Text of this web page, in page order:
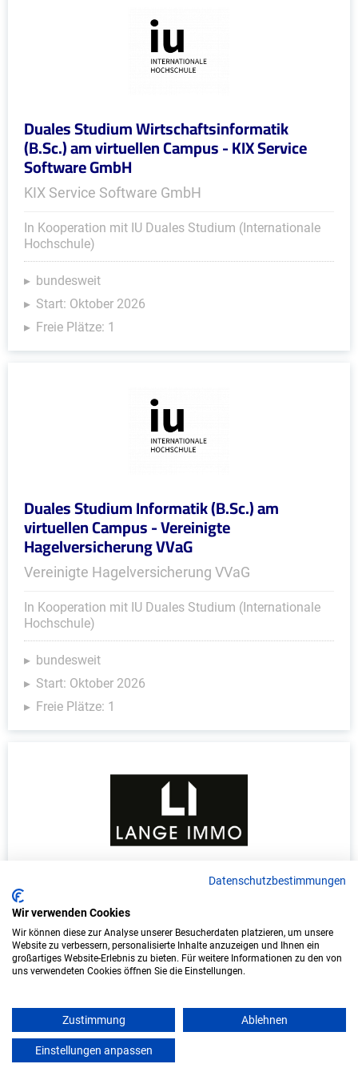
Duales Studium Wirtschaftsinformatik
(B.Sc.) am virtuellen Campus - KIX Service
Software GmbH
KIX Service Software GmbH
In Kooperation mit IU Duales Studium (Internationale
Hochschule)
bundesweit
Start: Oktober 2026
Freie Plätze: 1
Duales Studium Informatik (B.Sc.) am
virtuellen Campus - Vereinigte
Hagelversicherung VVaG
Vereinigte Hagelversicherung VVaG
In Kooperation mit IU Duales Studium (Internationale
Hochschule)
bundesweit
Start: Oktober 2026
Freie Plätze: 1
Duales Studium Informatik (B.Sc.) am
virtuellen Campus - Lange Immo GmbH
LANGE IMMO GmbH
In Kooperation mit IU Duales Studium
bundesweit
Start: Oktober 2026
Freie Plätze: 1
Datenschutzbestimmungen
Wir verwenden Cookies
Wir können diese zur Analyse unserer Besucherdaten platzieren, um unsere
Website zu verbessern, personalisierte Inhalte anzuzeigen und Ihnen ein
großartiges Website-Erlebnis zu bieten. Für weitere Informationen zu den von
uns verwendeten Cookies öffnen Sie die Einstellungen.
Zustimmung Ablehnen
Einstellungen anpassen